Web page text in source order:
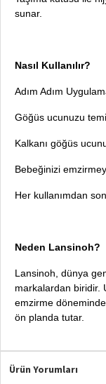
sunar.
Nasıl Kullanılır?
Adım Adım
Göğüs ucunuzu
Kalkanı göğüs
Bebeğinizi
Her kullanımdan
Neden Lansinoh?
Lansinoh, dünya
markalardan biridir.
emzirme
ön planda tutar.
Ürün Yorumları